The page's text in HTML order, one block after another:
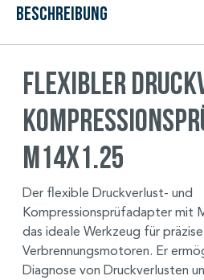
Beschreibung
Flexibler
M14x1.25
Der flexible Druckverlust- und
Kompressionsprüfadapter mit
das ideale Werkzeug für
Verbrennungsmotoren. Er
Diagnose von Druckverlusten